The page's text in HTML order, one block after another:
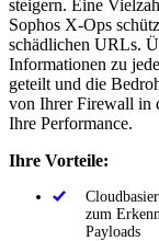
steigern. Eine
Sophos X-Ops
schädlichen URLs.
Informationen zu
geteilt und die
von Ihrer Firewall in
Ihre Performance.
Ihre Vorteile:
zum
Payloads